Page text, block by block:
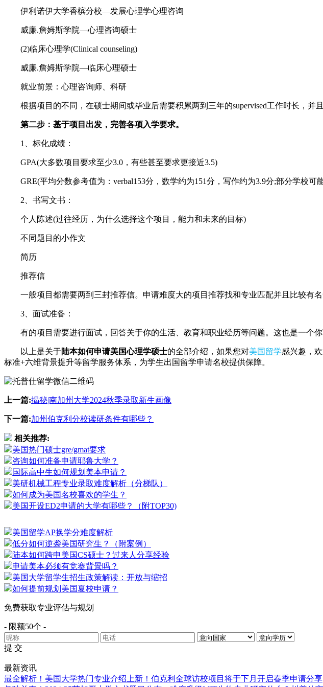
伊利诺伊大学香槟分校—发展心理学心理咨询
威廉.詹姆斯学院—心理咨询硕士
(2)临床心理学(Clinical counseling)
威廉.詹姆斯学院—临床心理硕士
就业前景：心理咨询师、科研
根据项目的不同，在硕士期间或毕业后需要积累两到三年的supervised工作时长，并
第二步：基于项目出发，完善各项入学要求。
1、标化成绩：
GPA(大多数项目要求至少3.0，有些甚至要求更接近3.5)
GRE(平均分数参考值为：verbal153分，数学约为151分，写作约为3.9分;部分学校可
2、书写文书：
个人陈述(过往经历，为什么选择这个项目，能力和未来的目标)
不同题目的小作文
简历
推荐信
一般项目都需要两到三封推荐信。申请难度大的项目推荐找和专业匹配并且比较有
3、面试准备：
有的项目需要进行面试，回答关于你的生活、教育和职业经历等问题。这也是一个你
以上是关于陆本如何申请美国心理学硕士的全部介绍，如果您对美国留学感兴趣，
标准+六维背景提升等留学服务体系，为学生出国留学申请名校提供保障。
上一篇:揭秘|南加州大学2024秋季录取新生画像
下一篇:加州伯克利分校读研条件有哪些？
相关推荐:
美国热门硕士gre/gmat要求
咨询如何准备申请耶鲁大学？
国际高中生如何规划美本申请？
美研机械工程专业录取难度解析（分梯队）
如何成为美国名校喜欢的学生？
美国开设ED2申请的大学有哪些？（附TOP30)
美国留学AP换学分难度解析
低分如何逆袭美国研究生？（附案例）
陆本如何跨申美国CS硕士？过来人分享经验
申请美本必须有竞赛背景吗？
美国大学留学生招生政策解读：开放与缩招
如何提前规划美国夏校申请？
免费获取专业评估与规划
- 限额50个 -
提 交
最新资讯
最全解析！美国大学热门专业介绍 上新！伯克利全球访校项目将于下月开启春季申请分